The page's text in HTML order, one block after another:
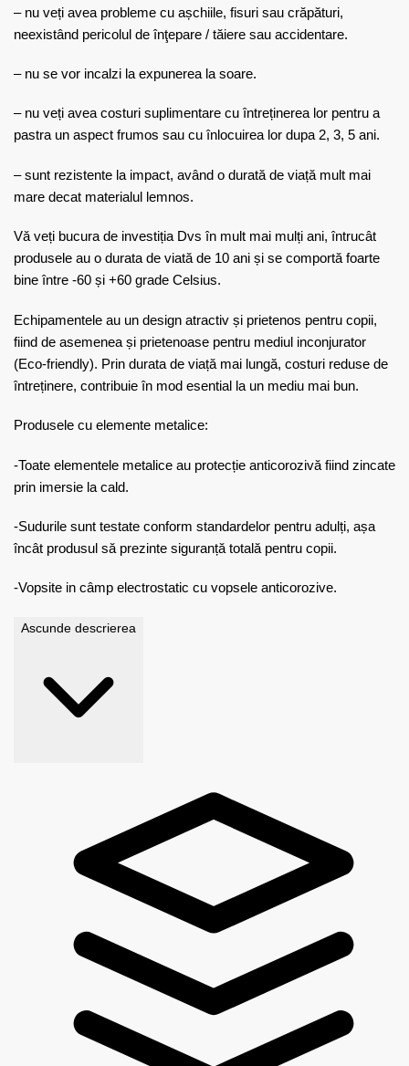
– nu veți avea probleme cu așchiile, fisuri sau crăpături,
neexistând pericolul de înţepare / tăiere sau accidentare.
– nu se vor incalzi la expunerea la soare.
– nu veți avea costuri suplimentare cu întreținerea lor pentru a
pastra un aspect frumos sau cu înlocuirea lor dupa 2, 3, 5 ani.
– sunt rezistente la impact, având o durată de viață mult mai
mare decat materialul lemnos.
Vă veți bucura de investiția Dvs în mult mai mulți ani, întrucât
produsele au o durata de viată de 10 ani și se comportă foarte
bine între -60 și +60 grade Celsius.
Echipamentele au un design atractiv și prietenos pentru copii,
fiind de asemenea și prietenoase pentru mediul inconjurator
(Eco-friendly). Prin durata de viață mai lungă, costuri reduse de
întreținere, contribuie în mod esential la un mediu mai bun.
Produsele cu elemente metalice:
-Toate elementele metalice au protecție anticorozivă fiind zincate
prin imersie la cald.
-Sudurile sunt testate conform standardelor pentru adulți, așa
încât produsul să prezinte siguranță totală pentru copii.
-Vopsite in câmp electrostatic cu vopsele anticorozive.
Ascunde descrierea